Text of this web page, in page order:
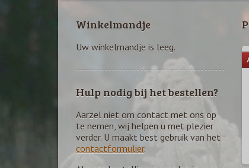
Winkelmandje
Uw winkelmandje is leeg.
Hulp nodig bij het bestellen?
Aarzel niet om contact met ons op
te nemen, wij helpen u met plezier
verder. U maakt best gebruik van het
contactformulier.